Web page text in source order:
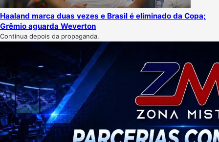
Haaland marca duas vezes e Brasil é eliminado da Copa;
Grêmio aguarda Weverton
Continua depois da propaganda.